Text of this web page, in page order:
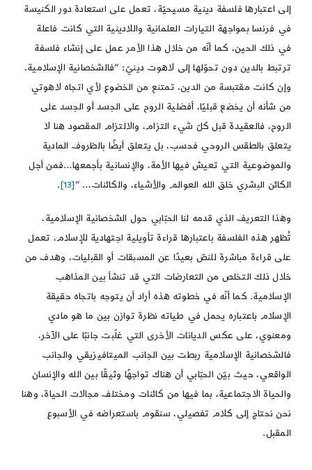
إلى اعتبارها فلسفة دينية مسيحيّة، تعمل على استعادة دور الكنيسة
في فرنسا بمواجهة التيارات العلمانية واللادينية التي كانت فاعلة
في ذلك الحين، كما أنّه من خلال هذا الأمر عمل على إنشاء فلسفة
ترتبط بالدين دون تحوّلها إلى لاهوت دينيّ: “فالشخصانية الإسلامية،
وإن كانت مقتبسة من الدين، تمتنع من الخضوع لأي اتجاه لاهوتي
من شأنه أن يخضع قبليًا، أفضلية الروح على الجسد أو الجسد على
الروح، فالعقيدة قبل كلّ شيء التزام، والالتزام المقصود هنا لا
يتعلق بالطقس الروحي فحسب، بل يتعلق أيضًا بالظروف المادية
والموضوعية التي تعيش فيها الأمة، والإنسانية بأجمعها…فمن أجل
الكائن البشري خلق الله العوالم والأشياء، والكائنات… “[13]
.
وهذا التعريف الذي قدمه لنا الحبّابي حول الشخصانية الإسلامية،
تُظهر هذه الفلسفة باعتبارها قراءة تأويلية اجتهادية للإسلام، تعمل
على قراءة مباشرة للنصّ بعيدًا عن المسبقات أو القبليات، وهدف من
خلال ذلك التخلص من التعارضات التي قد تنشأ بين المذاهب
الإسلامية. كما أنّه في خطوته هذه أراد أن يتوجه باتجاه حقيقة
الإسلام باعتباره يحمل في طياته نظرة توازن بين ما هو مادي
ومعنوي، على عكس الديانات الأخرى التي غلّبت جانبًا على الآخر،
فالشخصانية الإسلامية ربطت بين الجانب الميتافيزيقي والجانب
الواقعي، حيث بيّن الحبّابي أن هناك تواجهًا وثيقًا بين الله والإنسان
والحياة الاجتماعية، بما فيها من كائنات ومختلف مجالات الحياة، وهنا
نحن نحتاج إلى كلام تفصيلي، سنقوم باستعراضه في الأسبوع
المقبل.